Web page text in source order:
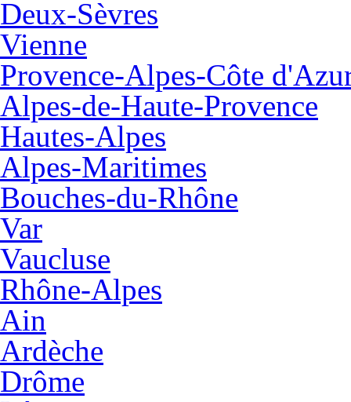
Deux-Sèvres
Vienne
Provence-Alpes-Côte
Alpes-de-Haute-Provence
Hautes-Alpes
Alpes-Maritimes
Bouches-du-Rhône
Var
Vaucluse
Rhône-Alpes
Ain
Ardèche
Drôme